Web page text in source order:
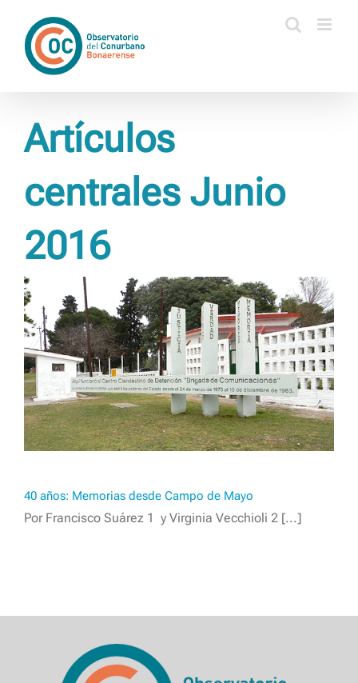
contenido
Artículos
centrales Junio
2016
40 años: Memorias desde Campo de Mayo
Por Francisco Suárez 1 y Virginia Vecchioli 2 [...]